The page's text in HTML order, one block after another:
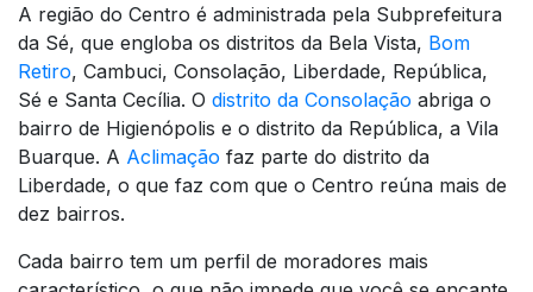
A região do Centro é administrada pela Subprefeitura
da Sé, que engloba os distritos da Bela Vista, Bom
Retiro, Cambuci, Consolação, Liberdade, República,
Sé e Santa Cecília. O distrito da Consolação abriga o
bairro de Higienópolis e o distrito da República, a Vila
Buarque. A Aclimação faz parte do distrito da
Liberdade, o que faz com que o Centro reúna mais de
dez bairros.
Cada bairro tem um perfil de moradores mais